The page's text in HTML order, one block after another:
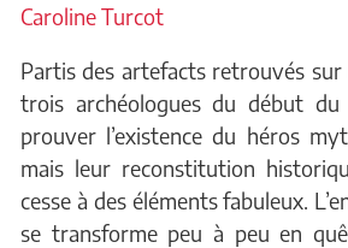
Caroline Turcot
Partis des artefacts retrouvés sur
trois archéologues du début
prouver l’existence du héros
mais leur reconstitution
cesse à des éléments fabuleux.
se transforme peu à peu en